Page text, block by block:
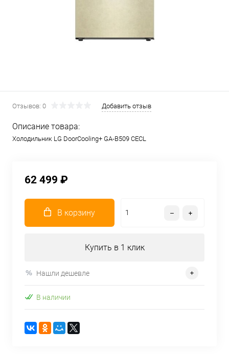
Отзывов: 0 Добавить отзыв
Описание товара:
Холодильник LG DoorCooling+ GA-B509 CECL
62 499 ₽
В корзину
Купить в 1 клик
Нашли дешевле
В наличии